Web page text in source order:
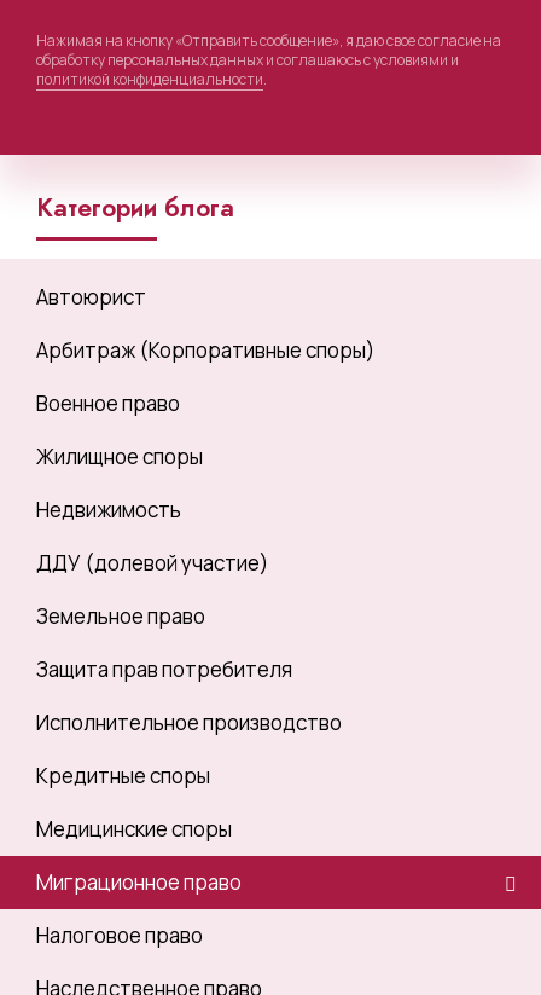
Нажимая на кнопку «Отправить сообщение», я даю свое согласие на
обработку персональных данных и соглашаюсь с условиями и
политикой конфиденциальности.
Категории блога
Автоюрист
Арбитраж (Корпоративные споры)
Военное право
Жилищное споры
Недвижимость
ДДУ (долевой участие)
Земельное право
Защита прав потребителя
Исполнительное производство
Кредитные споры
Медицинские споры
Миграционное право
Налоговое право
Наследственное право